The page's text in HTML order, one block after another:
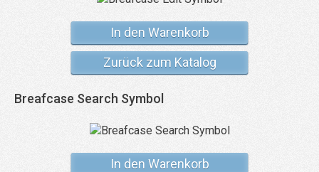
In den Warenkorb
Zurück zum Katalog
Breafcase Search Symbol
In den Warenkorb